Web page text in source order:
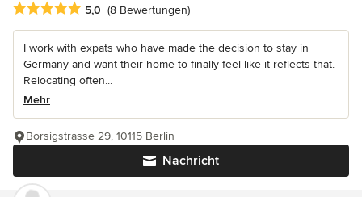
Durchschnittliche Bewertung: 5 von 5 Sternen
5,0 (8 Bewertungen)
I work with expats who have made the decision to stay in
Germany and want their home to finally feel like it reflects that.
Relocating often...
Mehr
Nachricht
Borsigstrasse 29, 10115 Berlin